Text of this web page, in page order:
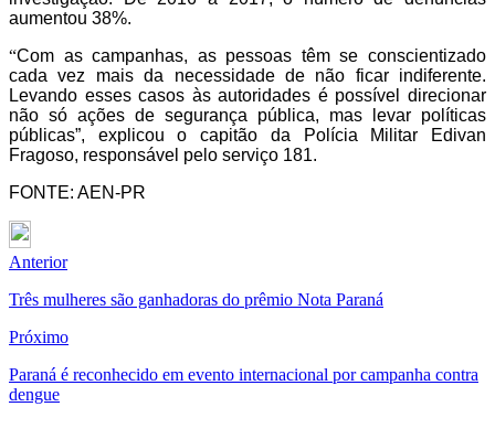
aumentou 38%.
“Com as campanhas, as pessoas têm se conscientizado
cada vez mais da necessidade de não ficar indiferente.
Levando esses casos às autoridades é possível direcionar
não só ações de segurança pública, mas levar políticas
públicas”, explicou o capitão da Polícia Militar Edivan
Fragoso, responsável pelo serviço 181.
FONTE: AEN-PR
Anterior
Três mulheres são ganhadoras do prêmio Nota Paraná
Próximo
Paraná é reconhecido em evento internacional por campanha contra
dengue